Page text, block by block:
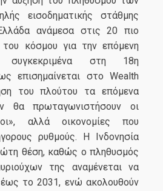
εισοδηματικής στάθμης
ανάμεσα στις 20 πιο
του κόσμου για την επόμενη
συγκεκριμένα στη 18η
επισημαίνεται στο Wealth
του πλούτου τα επόμενα
θα πρωταγωνιστήσουν οι
αλλά οικονομίες που
ρυθμούς. Η Ινδονησία
θέση, καθώς ο πληθυσμός
της αναμένεται να
έως το 2031, ενώ ακολουθούν